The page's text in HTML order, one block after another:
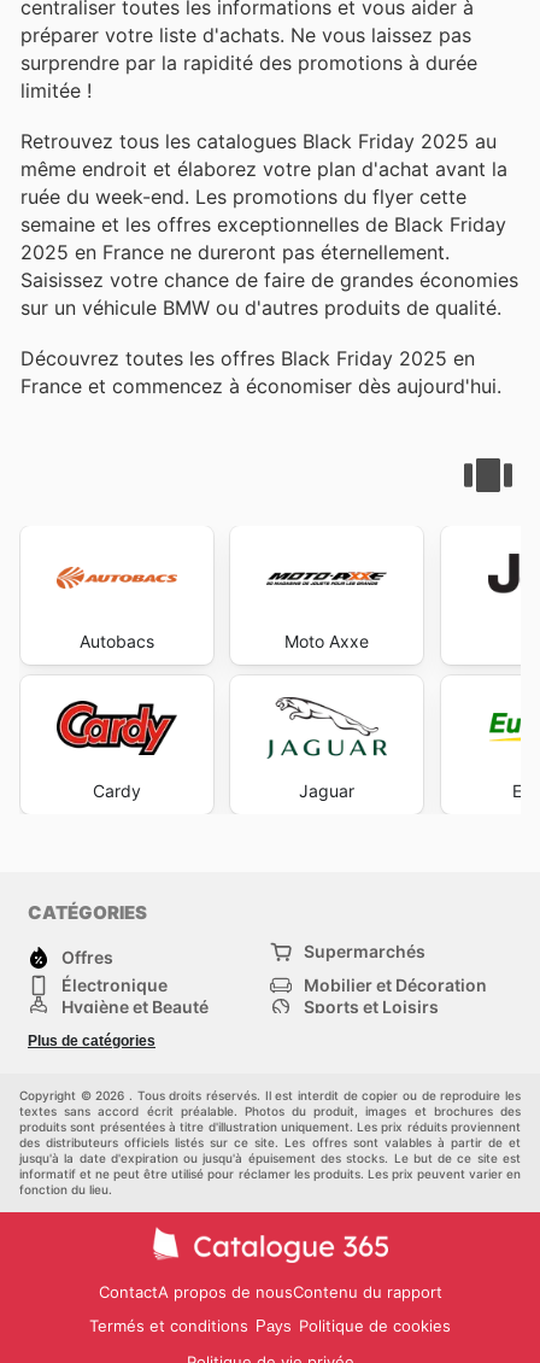
centraliser toutes les informations et vous aider à
préparer votre liste d'achats. Ne vous laissez pas
surprendre par la rapidité des promotions à durée
limitée !
Retrouvez tous les catalogues Black Friday 2025 au
même endroit et élaborez votre plan d'achat avant la
ruée du week-end. Les promotions du flyer cette
semaine et les offres exceptionnelles de Black Friday
2025 en France ne dureront pas éternellement.
Saisissez votre chance de faire de grandes économies
sur un véhicule BMW ou d'autres produits de qualité.
Découvrez toutes les offres Black Friday 2025 en
France et commencez à économiser dès aujourd'hui.
Autobacs
Cardy
Moto Axxe
Jaguar
CATÉGORIES
Offres
Supermarchés
Électronique
Mobilier et Décoration
Hygiène et Beauté
Sports et Loisirs
Mode
Bricolage, jardin et
Plus de catégories
Copyright © 2026 . Tous droits réservés. Il est interdit de copier ou de reproduire les
textes sans accord écrit préalable. Photos du produit, images et brochures des
produits sont présentées à titre d'illustration uniquement. Les prix réduits proviennent
des distributeurs officiels listés sur ce site. Les offres sont valables à partir de et
jusqu'à la date d'expiration ou jusqu'à épuisement des stocks. Le but de ce site est
informatif et ne peut être utilisé pour réclamer les produits. Les prix peuvent varier en
fonction du lieu.
ContactA propos de nousContenu du rapport
Termés et conditions Pays Politique de cookies